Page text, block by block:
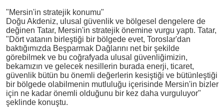
"Mersin'in stratejik konumu"
Doğu Akdeniz, ulusal güvenlik ve bölgesel dengelere de
değinen Tatar, Mersin'in stratejik önemine vurgu yaptı. Tatar,
"Dört vatanın birleştiği bir bölgede evet, Toroslar'dan
baktığımızda Beşparmak Dağlarını net bir şekilde
görebilmek ve bu coğrafyada ulusal güvenliğimizin,
bekamızın ve gelecek nesillerin burada enerji, ticaret,
güvenlik bütün bu önemli değerlerin kesiştiği ve bütünleştiği
bir bölgede olabilmenin mutluluğu içerisinde Mersin'in bizler
için ne kadar önemli olduğunu bir kez daha vurguluyor"
şeklinde konuştu.